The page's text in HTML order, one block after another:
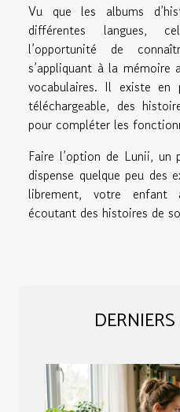
Vu que les albums
différentes langues,
l’opportunité de
s’appliquant à la mémoire
vocabulaires. Il existe en
téléchargeable, des
pour compléter les
Faire l’option de Lunii, un
dispense quelque peu des
librement, votre enfant
écoutant des histoires de